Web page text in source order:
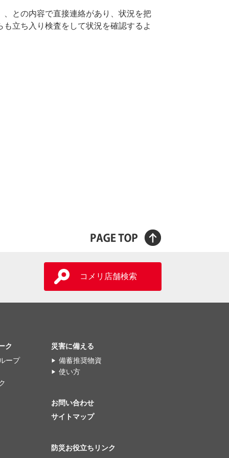
との内容で直接連絡があり、状況を把
立ち入り検査をして状況を確認するよ
コメリ店舗検索
ク
ープ
災害に備える
備蓄推奨物資
使い方
お問い合わせ
サイトマップ
防災お役立ちリンク